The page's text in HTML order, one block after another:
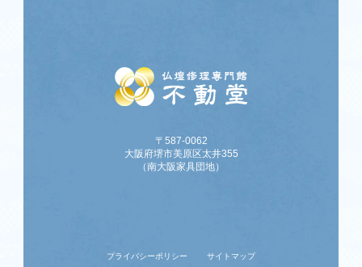
〒587-0062
大阪府堺市美原区太井355
（南大阪家具団地）
プライバシーポリシー サイトマップ